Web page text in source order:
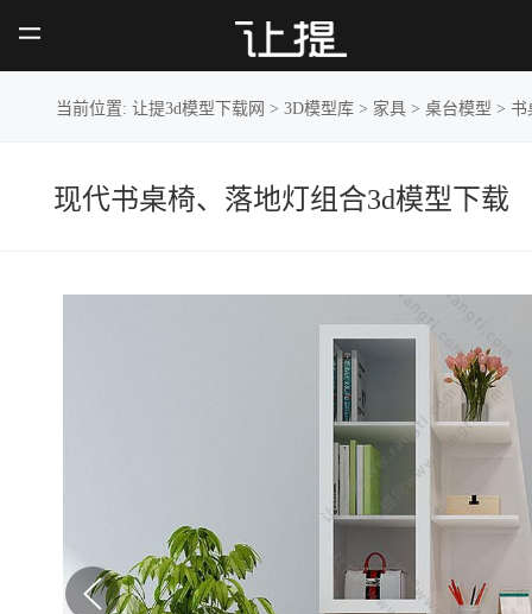
当前位置:让提3d模型下载网 >3D模型库 > 家具 >桌台模型 >书
现代书桌椅、落地灯组合3d模型下载